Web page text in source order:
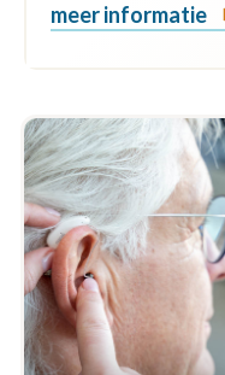
meer informatie